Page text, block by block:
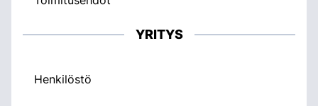
YRITYS
Henkilöstö